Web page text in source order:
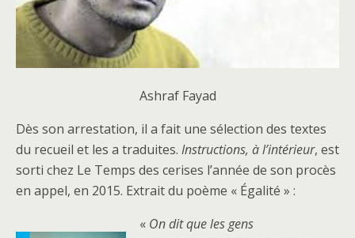
Ashraf Fayad
Dès son arrestation, il a fait une sélection des textes
du recueil et les a traduites. Instructions, à l’intérieur, est
sorti chez Le Temps des cerises l’année de son procès
en appel, en 2015. Extrait du poème « Égalité » :
« On dit que les gens